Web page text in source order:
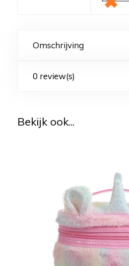
Omschrijving
0 review(s)
Bekijk ook...